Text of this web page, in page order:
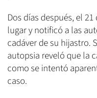
Dos días después, el
lugar y notificó a las
cadáver de su hijastro.
autopsia reveló que la
como se intentó
caso.